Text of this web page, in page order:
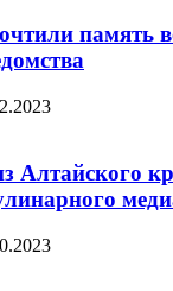
память
Алтайского